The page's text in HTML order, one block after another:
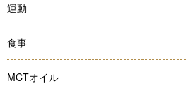
運動
食事
MCTオイル